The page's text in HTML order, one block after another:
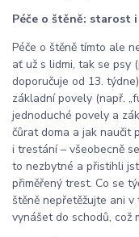
Péče o štěně: starost
Péče o štěně tímto ale
ať už s lidmi, tak se psy
doporučuje od 13.
základní povely (např.
jednoduché povely a
čůrat doma a jak naučit
i trestání – všeobecně
to nezbytné a přistihli
přiměřený trest. Co se
štěně nepřetěžujte ani
vynášet do schodů, což